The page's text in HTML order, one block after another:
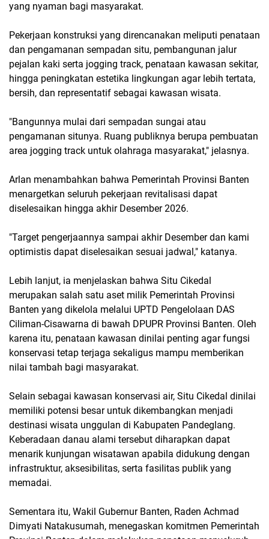
yang nyaman bagi masyarakat.
Pekerjaan konstruksi yang direncanakan meliputi penataan
dan pengamanan sempadan situ, pembangunan jalur
pejalan kaki serta jogging track, penataan kawasan sekitar,
hingga peningkatan estetika lingkungan agar lebih tertata,
bersih, dan representatif sebagai kawasan wisata.
"Bangunnya mulai dari sempadan sungai atau
pengamanan situnya. Ruang publiknya berupa pembuatan
area jogging track untuk olahraga masyarakat," jelasnya.
Arlan menambahkan bahwa Pemerintah Provinsi Banten
menargetkan seluruh pekerjaan revitalisasi dapat
diselesaikan hingga akhir Desember 2026.
"Target pengerjaannya sampai akhir Desember dan kami
optimistis dapat diselesaikan sesuai jadwal," katanya.
Lebih lanjut, ia menjelaskan bahwa Situ Cikedal
merupakan salah satu aset milik Pemerintah Provinsi
Banten yang dikelola melalui UPTD Pengelolaan DAS
Ciliman-Cisawarna di bawah DPUPR Provinsi Banten. Oleh
karena itu, penataan kawasan dinilai penting agar fungsi
konservasi tetap terjaga sekaligus mampu memberikan
nilai tambah bagi masyarakat.
Selain sebagai kawasan konservasi air, Situ Cikedal dinilai
memiliki potensi besar untuk dikembangkan menjadi
destinasi wisata unggulan di Kabupaten Pandeglang.
Keberadaan danau alami tersebut diharapkan dapat
menarik kunjungan wisatawan apabila didukung dengan
infrastruktur, aksesibilitas, serta fasilitas publik yang
memadai.
Sementara itu, Wakil Gubernur Banten, Raden Achmad
Dimyati Natakusumah, menegaskan komitmen Pemerintah